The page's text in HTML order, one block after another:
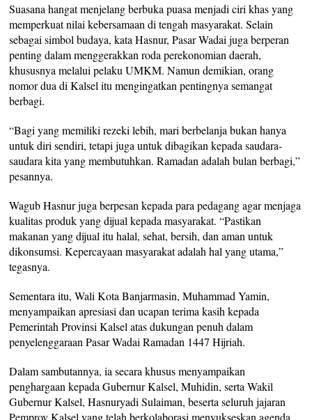
Suasana hangat menjelang berbuka puasa menjadi ciri khas yang
memperkuat nilai kebersamaan di tengah masyarakat. Selain
sebagai simbol budaya, kata Hasnur, Pasar Wadai juga berperan
penting dalam menggerakkan roda perekonomian daerah,
khususnya melalui pelaku UMKM. Namun demikian, orang
nomor dua di Kalsel itu mengingatkan pentingnya semangat
berbagi.
“Bagi yang memiliki rezeki lebih, mari berbelanja bukan hanya
untuk diri sendiri, tetapi juga untuk dibagikan kepada saudara-
saudara kita yang membutuhkan. Ramadan adalah bulan berbagi,”
pesannya.
Wagub Hasnur juga berpesan kepada para pedagang agar menjaga
kualitas produk yang dijual kepada masyarakat. “Pastikan
makanan yang dijual itu halal, sehat, bersih, dan aman untuk
dikonsumsi. Kepercayaan masyarakat adalah hal yang utama,”
tegasnya.
Sementara itu, Wali Kota Banjarmasin, Muhammad Yamin,
menyampaikan apresiasi dan ucapan terima kasih kepada
Pemerintah Provinsi Kalsel atas dukungan penuh dalam
penyelenggaraan Pasar Wadai Ramadan 1447 Hijriah.
Dalam sambutannya, ia secara khusus menyampaikan
penghargaan kepada Gubernur Kalsel, Muhidin, serta Wakil
Gubernur Kalsel, Hasnuryadi Sulaiman, beserta seluruh jajaran
Pemprov Kalsel yang telah berkolaborasi menyukseskan agenda